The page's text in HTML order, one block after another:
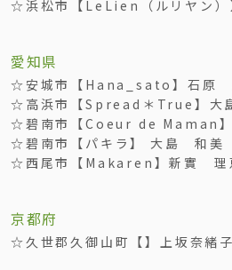
☆浜松市【LeLien（ルリヤン
愛知県
☆安城市【Hana_sato】石原
☆高浜市【Spread＊True】大
☆碧南市【Coeur de Maman
☆碧南市【パキラ】 大島 和美
☆西尾市【Makaren】新實 理
京都府
☆久世郡久御山町【】上坂奈緒子